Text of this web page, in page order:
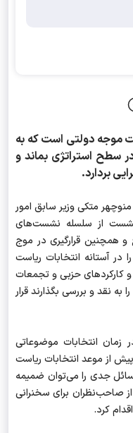
موجه دولتی است که به
سطح استراتژی بماند و
بردارد.
منوچهر متکی وزیر سابق امور
از سلسله‌ نشست‌های
همچنین قرارگیری در موج
آستانه انتخابات ریاست
و کارکردهای حزبی و تجمعات
نقد و بررسی بگذارند قرار
انتخابات موضوعاتی
از موعد انتخابات ریاست
جدی را می‌توان ضمیمه
صاحب‌نظران برای سخنرانی
کرد.